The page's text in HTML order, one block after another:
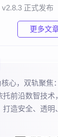
v2.8.3 正式发布
更多文
心，双轨聚焦
托前沿数智技
打造安全、透